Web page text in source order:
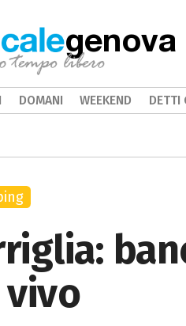
vivo
genova
DOMANI WEEKEND DETTI